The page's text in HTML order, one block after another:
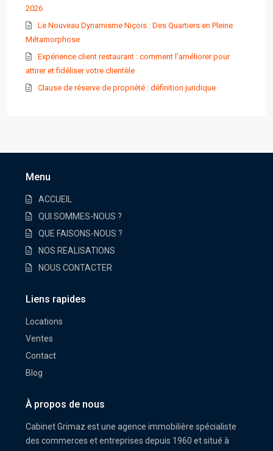
2026
Le Nouveau Dynamisme Niçois : Des Quartiers en Pleine
Métamorphose
Expérience client restaurant : comment l’améliorer pour
attirer et fidéliser votre clientèle
Clause de réserve de propriété : définition juridique
Menu
ACCUEIL
QUI SOMMES-NOUS ?
QUE FAISONS-NOUS ?
NOS REALISATIONS
NOUS CONTACTER
Liens rapides
Locations
Ventes
Contact
Blog
À propos de nous
Cabinet Grimaz est une agence immobilière spécialiste
des commerces et entreprises depuis 1960 et situé à